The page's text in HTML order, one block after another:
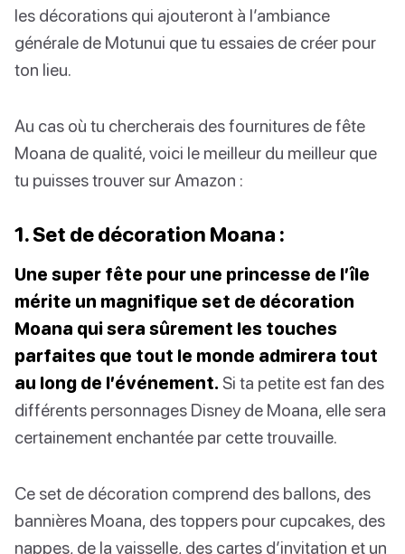
les décorations qui ajouteront à l’ambiance
générale de Motunui que tu essaies de créer pour
ton lieu.
Au cas où tu chercherais des fournitures de fête
Moana de qualité, voici le meilleur du meilleur que
tu puisses trouver sur Amazon :
1. Set de décoration Moana :
Une super fête pour une princesse de l’île
mérite un magnifique set de décoration
Moana qui sera sûrement les touches
parfaites que tout le monde admirera tout
au long de l’événement. Si ta petite est fan des
différents personnages Disney de Moana, elle sera
certainement enchantée par cette trouvaille.
Ce set de décoration comprend des ballons, des
bannières Moana, des toppers pour cupcakes, des
nappes, de la vaisselle, des cartes d’invitation et un